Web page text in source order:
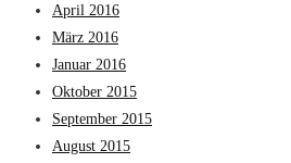
April 2016
März 2016
Januar 2016
Oktober 2015
September 2015
August 2015